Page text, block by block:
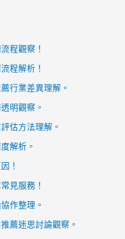
程觀察！
程解析！
行業差異理解。
明觀察。
估方法理解。
解析。
！
見服務！
作整理。
薦迷思討論觀察。